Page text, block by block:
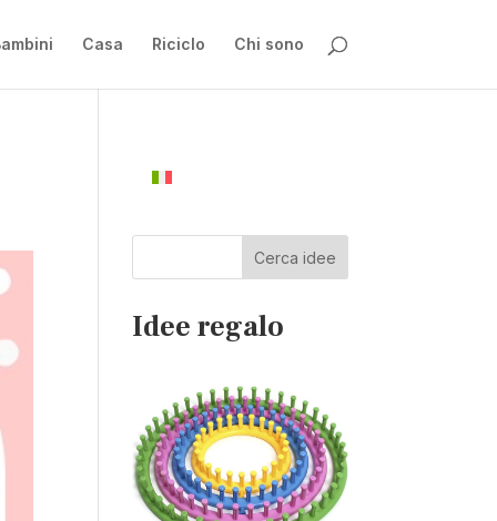
Casa Riciclo Chi sono
Cerca idee
Idee regalo